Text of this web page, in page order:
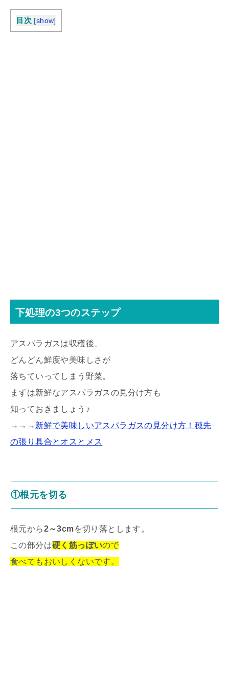
目次 [show]
下処理の3つのステップ
アスパラガスは収穫後、
どんどん鮮度や美味しさが
落ちていってしまう野菜。
まずは新鮮なアスパラガスの見分け方も
知っておきましょう♪
→→→ 新鮮で美味しいアスパラガスの見分け方！穂先
の張り具合とオスとメス
①根元を切る
根元から2～3cmを切り落とします。
この部分は硬く筋っぽいので
食べてもおいしくないです。